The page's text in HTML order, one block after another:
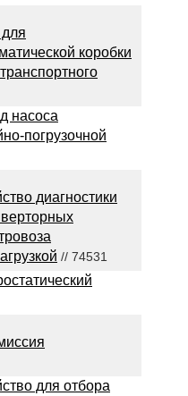
коробки
насоса
погрузочной
диагностики
// 74531
для отбора